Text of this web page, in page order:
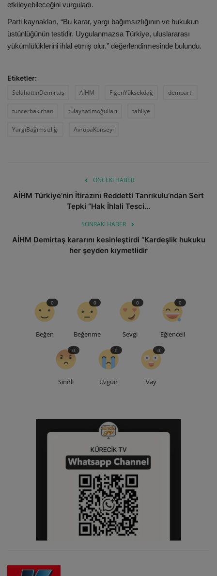
etkileyebileceğini vurguladı.
Parti kaynakları, “Bu karar, yargı bağımsızlığının ve hukukun
üstünlüğünün testidir. Uygulanmazsa Türkiye, uluslararası
yükümlülüklerini ihlal etmiş olur.” değerlendirmesinde bulundu.
Etiketler:
SelahattinDemirtaş
AİHM FigenYüksekdağ demparti
tuncerbakırhan tülayhatimoğulları tahliye
YargıBağımsızlığı AvrupaKonseyi
ÖNCEKI HABER
AİHM Türkiye’nin İtirazını Reddetti Tanrıkulu’ndan Sert
Tepki “Hak İhlali Tesci...
SONRAKI HABER
AİHM Demirtaş kararını kesinleştirdi “Kardeşlik hukuku
her şeyden kıymetlidir
Beğen
0
Beğenme
0
Sevgi
0
Eğlenceli
0
Sinirli
0
Üzgün
0
Vay
0